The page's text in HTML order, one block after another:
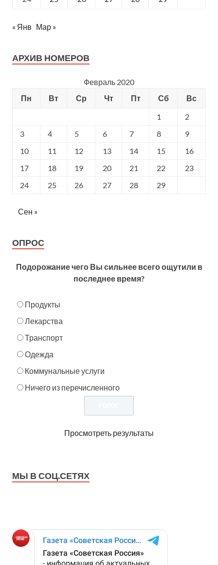
« Янв Мар »
АРХИВ НОМЕРОВ
Февраль 2020
Пн
Вт Ср Чт Пт Сб
Вс
1
2
3
4 5 6 7 8
9
10
11 12 13 14 15
16
17
18 19 20 21 22
23
24
25 26 27 28 29
Сен »
ОПРОС
Подорожание чего Вы сильнее всего ощутили в
последнее время?
Продукты
Лекарства
Транспорт
Одежда
Коммунальные услуги
Ничего из перечисленного
Просмотреть результаты
МЫ В СОЦ.СЕТЯХ